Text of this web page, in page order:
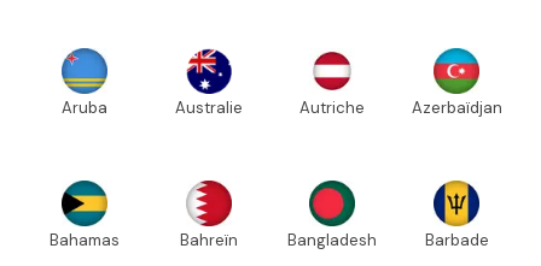
Aruba Australie Autriche Azerbaïdjan
Bahamas Bahreïn Bangladesh Barbade